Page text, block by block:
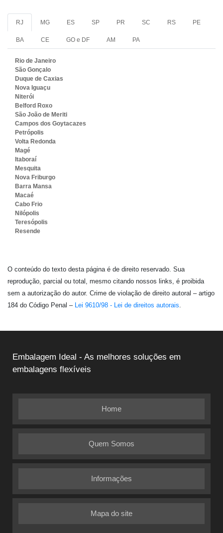
RJ MG ES SP PR SC RS PE
BA CE GO e DF AM PA
Rio de Janeiro
São Gonçalo
Duque de Caxias
Nova Iguaçu
Niterói
Belford Roxo
São João de Meriti
Campos dos Goytacazes
Petrópolis
Volta Redonda
Magé
Itaboraí
Mesquita
Nova Friburgo
Barra Mansa
Macaé
Cabo Frio
Nilópolis
Teresópolis
Resende
O conteúdo do texto desta página é de direito reservado. Sua
reprodução, parcial ou total, mesmo citando nossos links, é proibida
sem a autorização do autor. Crime de violação de direito autoral – artigo
184 do Código Penal –
Lei 9610/98 - Lei de direitos autorais
Embalagem Ideal - As melhores soluções em
embalagens flexíveis
Home
Quem Somos
Informações
Mapa do site